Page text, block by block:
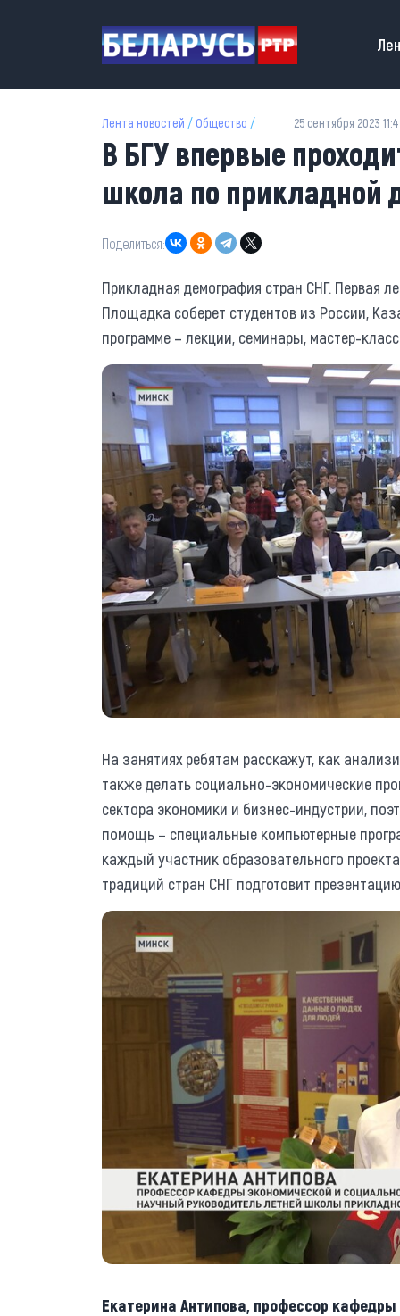
Лента новостей / Общество / 25 сентября 2023
В БГУ впервые
школа по прикладной
Поделиться:
Прикладная демография стран СНГ. Первая
Площадка соберет студентов из России,
программе – лекции, семинары, мастер-
На занятиях ребятам расскажут, как
также делать социально-экономические
сектора экономики и бизнес-индустрии,
помощь – специальные компьютерные
каждый участник образовательного
традиций стран СНГ подготовит
Екатерина Антипова, профессор